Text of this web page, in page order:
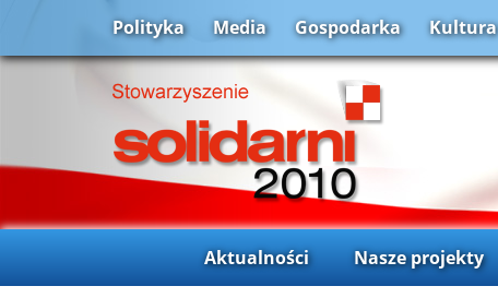
Polityka Media Gospodarka Kultura
Aktualności Nasze projekty